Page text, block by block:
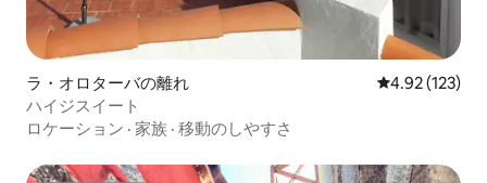
ラ・オロターバの離れ レビュー123
4.92 (123)
ハイジスイート
ロケーション · 家族 · 移動のしやすさ